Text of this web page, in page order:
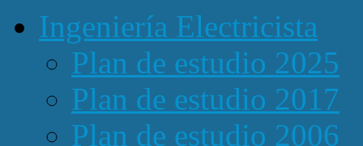
Ingeniería Electricista
Plan de estudio 2025
Plan de estudio 2017
Plan de estudio 2006